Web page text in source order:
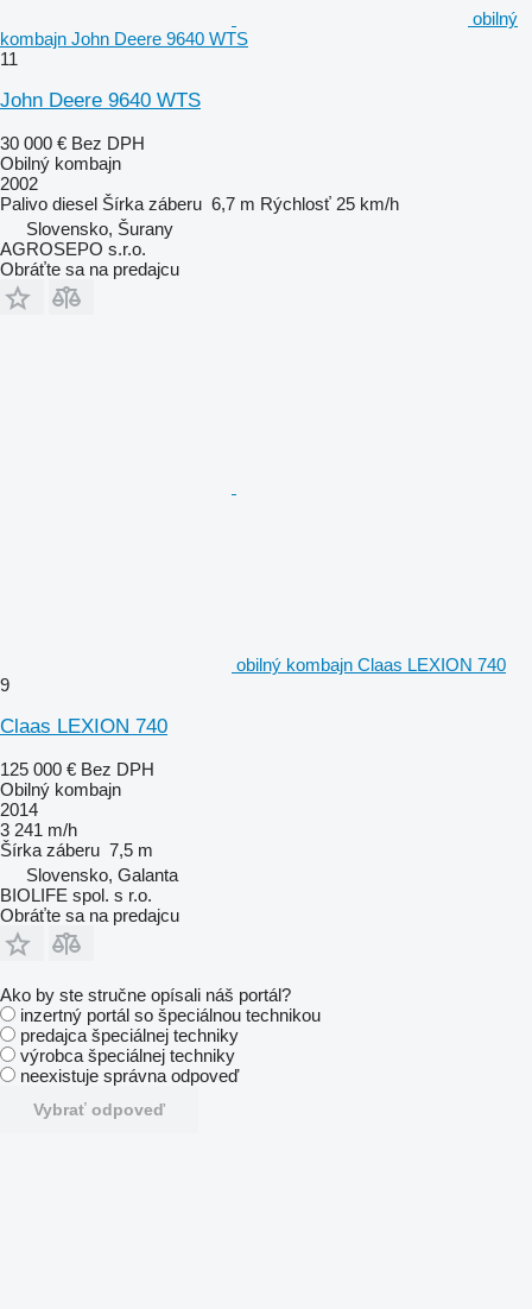
obilný
kombajn John Deere 9640 WTS
11
John Deere 9640 WTS
30 000 € Bez DPH
Obilný kombajn
2002
Palivo diesel Šírka záberu 6,7 m Rýchlosť 25 km/h
Slovensko, Šurany
AGROSEPO s.r.o.
Obráťte sa na predajcu
obilný kombajn Claas LEXION 740
9
Claas LEXION 740
125 000 € Bez DPH
Obilný kombajn
2014
3 241 m/h
Šírka záberu 7,5 m
Slovensko, Galanta
BIOLIFE spol. s r.o.
Obráťte sa na predajcu
Ako by ste stručne opísali náš portál?
inzertný portál so špeciálnou technikou
predajca špeciálnej techniky
výrobca špeciálnej techniky
neexistuje správna odpoveď
Vybrať odpoveď